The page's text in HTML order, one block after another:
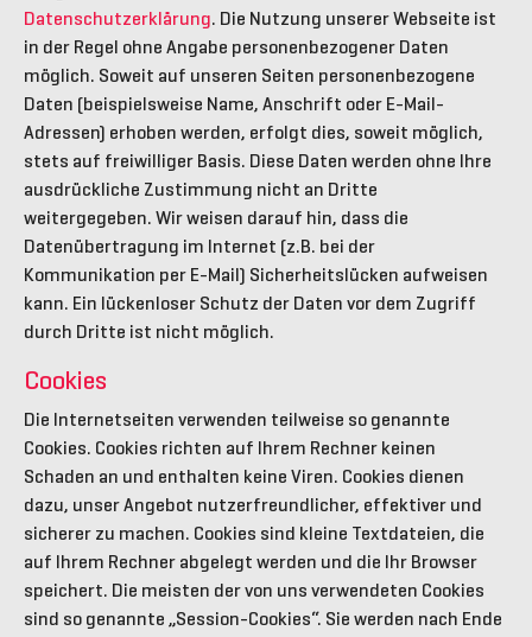
Datenschutzerklärung. Die Nutzung unserer Webseite ist
in der Regel ohne Angabe personenbezogener Daten
möglich. Soweit auf unseren Seiten personenbezogene
Daten (beispielsweise Name, Anschrift oder E-Mail-
Adressen) erhoben werden, erfolgt dies, soweit möglich,
stets auf freiwilliger Basis. Diese Daten werden ohne Ihre
ausdrückliche Zustimmung nicht an Dritte
weitergegeben. Wir weisen darauf hin, dass die
Datenübertragung im Internet (z.B. bei der
Kommunikation per E-Mail) Sicherheitslücken aufweisen
kann. Ein lückenloser Schutz der Daten vor dem Zugriff
durch Dritte ist nicht möglich.
Cookies
Die Internetseiten verwenden teilweise so genannte
Cookies. Cookies richten auf Ihrem Rechner keinen
Schaden an und enthalten keine Viren. Cookies dienen
dazu, unser Angebot nutzerfreundlicher, effektiver und
sicherer zu machen. Cookies sind kleine Textdateien, die
auf Ihrem Rechner abgelegt werden und die Ihr Browser
speichert. Die meisten der von uns verwendeten Cookies
sind so genannte „Session-Cookies“. Sie werden nach Ende